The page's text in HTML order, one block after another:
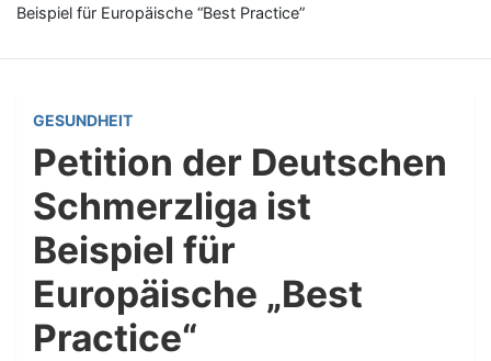
Beispiel für Europäische “Best Practice”
GESUNDHEIT
Petition der Deutschen
Schmerzliga ist
Beispiel für
Europäische „Best
Practice“